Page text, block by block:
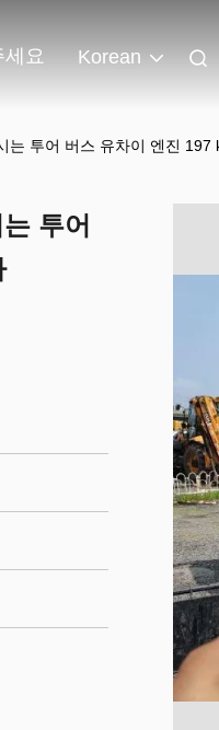
세요 Korean
투어 버스 유차이 엔진 197
투어